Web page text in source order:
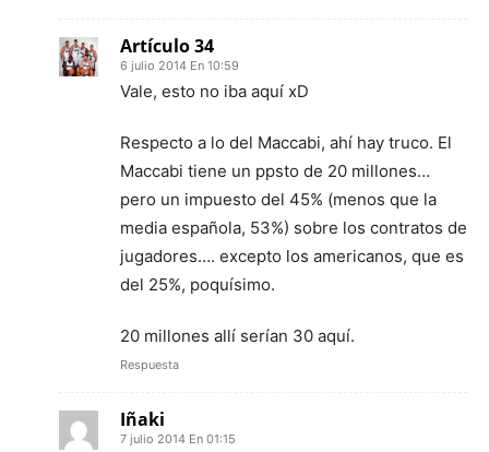
Artículo 34
6 julio 2014 En 10:59
Vale, esto no iba aquí xD
Respecto a lo del Maccabi, ahí hay truco. El
Maccabi tiene un ppsto de 20 millones…
pero un impuesto del 45% (menos que la
media española, 53%) sobre los contratos de
jugadores…. excepto los americanos, que es
del 25%, poquísimo.
20 millones allí serían 30 aquí.
Respuesta
Iñaki
7 julio 2014 En 01:15